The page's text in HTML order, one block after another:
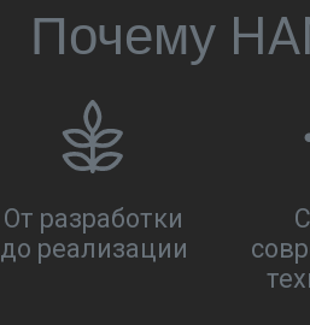
Почему
От разработки
до реализации